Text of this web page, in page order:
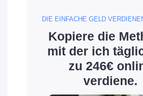
DIE EINFACHE GELD
Kopiere die
mit der ich
zu 246€
verdiene.